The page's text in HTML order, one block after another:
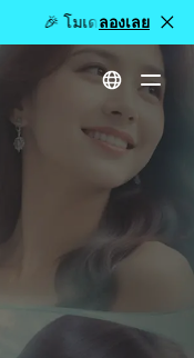
🎉 โมเดลใหม่เปิดให้
ลองเลย